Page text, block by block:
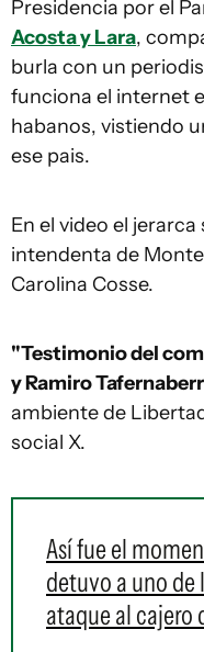
Presidencia por el
Acosta y Lara,
burla con un
funciona el internet
habanos, vistiendo
ese pais.
En el video el
intendenta de
Carolina Cosse.
"Testimonio del
y Ramiro
ambiente de
social X.
Así fue el
detuvo a uno de
ataque al cajero